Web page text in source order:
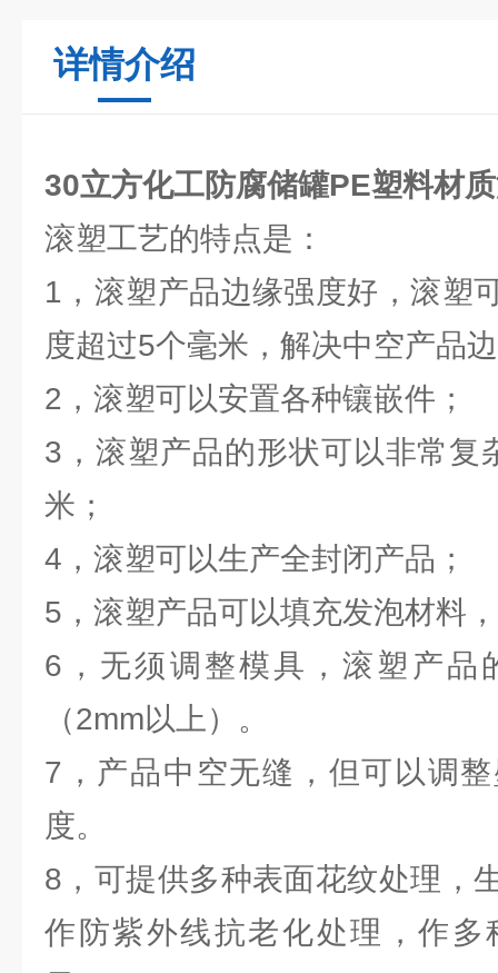
详情介绍
30立方化工防腐储罐PE塑料材
滚塑工艺的特点是：
1，滚塑产品边缘强度好，滚塑
度超过5个毫米，解决中空产品
2，滚塑可以安置各种镶嵌件；
3，滚塑产品的形状可以非常复
米；
4，滚塑可以生产全封闭产品；
5，滚塑产品可以填充发泡材料
6，无须调整模具，滚塑产品
（2mm以上）。
7，产品中空无缝，但可以调
度。
8，可提供多种表面花纹处理，
作防紫外线抗老化处理，作多